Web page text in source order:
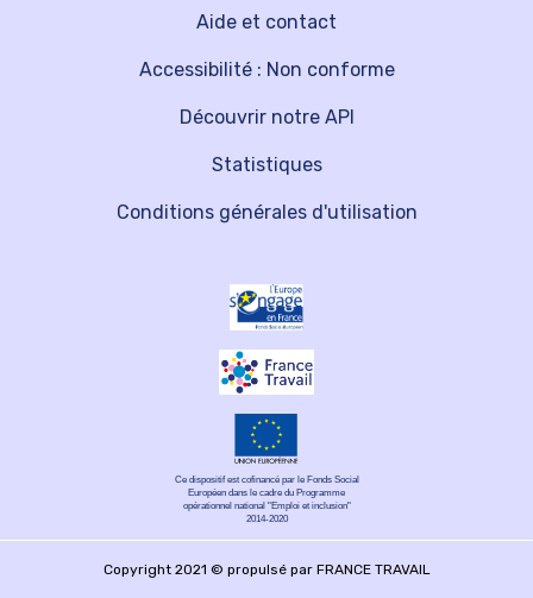
Découvrir notre API
Aide et contact
Statistiques
Accessibilité : Non conforme
Conditions générales d'utilisation
Ce dispositif est cofinancé par le Fonds Social
Européen dans le cadre du Programme
opérationnel national "Emploi et inclusion"
2014-2020
Copyright 2021 © propulsé par FRANCE TRAVAIL